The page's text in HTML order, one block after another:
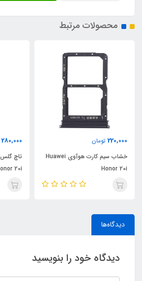
محصولات مرتبط
220,000 تومان
خشاب سیم کارت هوآوی Huawei
Honor 20i
280,000
20i
دیدگاه‌ها
دیدگاه خود را بنویسید